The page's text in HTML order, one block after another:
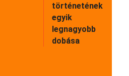
történetének
egyik
legnagyobb
dobása